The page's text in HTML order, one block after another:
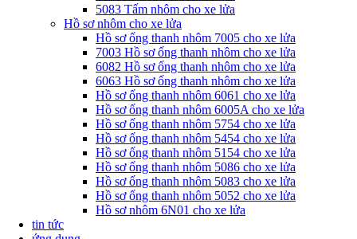
5083 Tấm nhôm cho xe lửa
Hồ sơ nhôm cho xe lửa
Hồ sơ ống thanh nhôm 7005 cho xe lửa
7003 Hồ sơ ống thanh nhôm cho xe lửa
6082 Hồ sơ ống thanh nhôm cho xe lửa
6063 Hồ sơ ống thanh nhôm cho xe lửa
Hồ sơ ống thanh nhôm 6061 cho xe lửa
Hồ sơ ống thanh nhôm 6005A cho xe lửa
Hồ sơ ống thanh nhôm 5754 cho xe lửa
Hồ sơ ống thanh nhôm 5454 cho xe lửa
Hồ sơ ống thanh nhôm 5154 cho xe lửa
Hồ sơ ống thanh nhôm 5086 cho xe lửa
Hồ sơ ống thanh nhôm 5083 cho xe lửa
Hồ sơ ống thanh nhôm 5052 cho xe lửa
Hồ sơ nhôm 6N01 cho xe lửa
tin tức